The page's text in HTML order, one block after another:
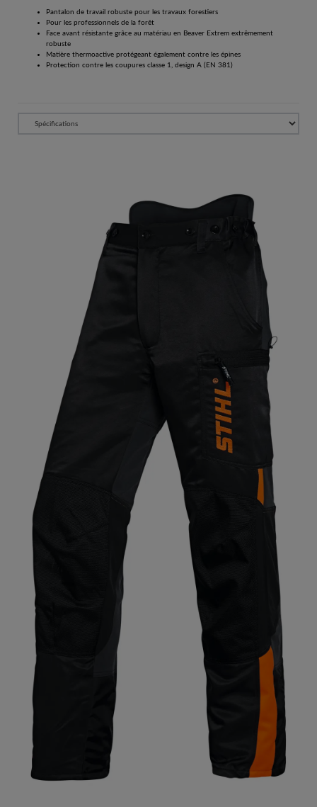
Pantalon de travail robuste pour les travaux forestiers
Pour les professionnels de la forêt
Face avant résistante grâce au matériau en Beaver Extrem extrêmement
robuste
Matière thermoactive protégeant également contre les épines
Protection contre les coupures classe 1, design A (EN 381)